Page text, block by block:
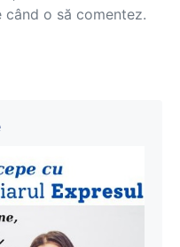
o să comentez.